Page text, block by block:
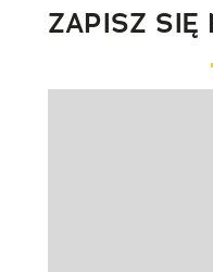
ZAPISZ SIĘ